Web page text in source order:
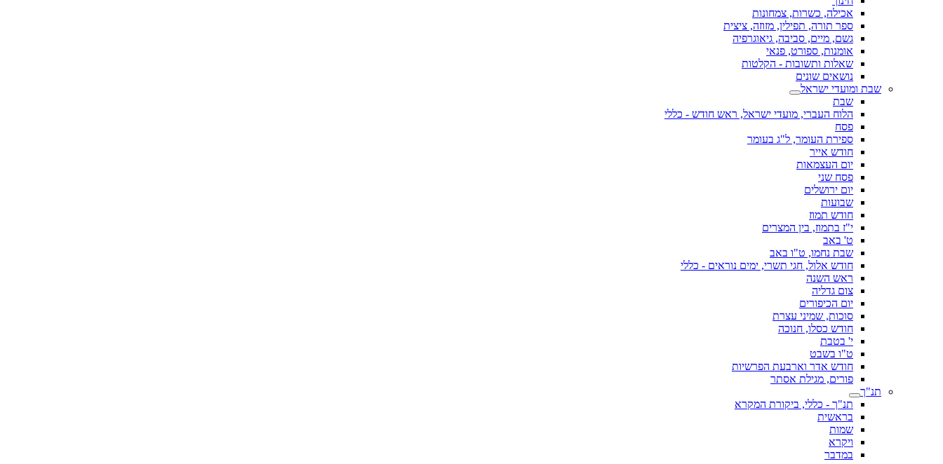
אכילה, כשרות, צמחונות
ספר תורה, תפילין, מזוזה, ציצית
גשם, מיים, סביבה, גיאוגרפיה
אומנות, ספורט, פנאי
שאלות ותשובות - הקלטות
נושאים שונים
שבת ומועדי ישראל
שבת
הלוח העברי, מועדי ישראל, ראש חודש - כללי
פסח
ספירת העומר, ל"ג בעומר
חודש אייר
יום העצמאות
פסח שני
יום ירושלים
שבועות
חודש תמוז
י"ז בתמוז, בין המצרים
ט' באב
שבת נחמו, ט"ו באב
חודש אלול, חגי תשרי, ימים נוראים - כללי
ראש השנה
צום גדליה
יום הכיפורים
סוכות, שמיני עצרת
חודש כסלו, חנוכה
י' בטבת
ט"ו בשבט
חודש אדר וארבעת הפרשיות
פורים, מגילת אסתר
תנ"ך
תנ"ך - כללי, ביקורת המקרא
בראשית
שמות
ויקרא
במדבר